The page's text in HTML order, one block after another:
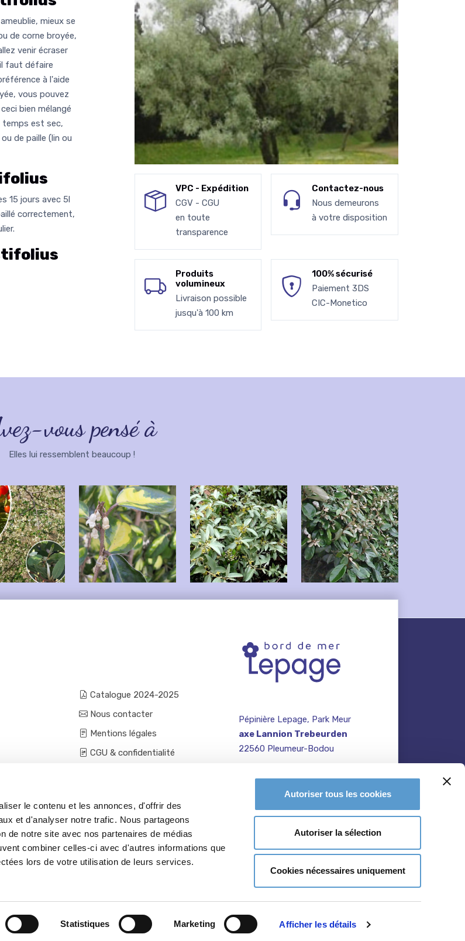
le contenu et les annonces, d'offrir des
et d'analyser notre trafic. Nous partageons
de notre site avec nos partenaires de médias
combiner celles-ci avec d'autres informations que
lors de votre utilisation de leurs services.
Statistiques Marketing Afficher les détails
Autoriser tous les cookies
Autoriser la sélection
Cookies nécessaires uniquement
mieux se
de corne broyée,
venir écraser
faut défaire
à l'aide
vous pouvez
bien mélangé
temps est sec,
de paille (lin ou
15 jours avec 5l
correctement,
VPC - Expédition
CGV - CGU
en toute
transparence
Contactez-nous
Nous demeurons
à votre disposition
Produits
volumineux
Livraison possible
jusqu'à 100 km
100% sécurisé
Paiement 3DS
CIC-Monetico
vous pensé à
Elles lui ressemblent beaucoup !
Catalogue 2024-2025
Nous contacter
Mentions légales
CGU & confidentialité
Pépinière Lepage, Park Meur
axe Lannion Trebeurden
22560 Pleumeur-Bodou
bretagne.fr
02 96 47 27 64